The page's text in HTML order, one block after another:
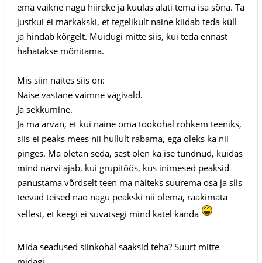
ema vaikne nagu hiireke ja kuulas alati tema isa sõna. Ta
justkui ei märkakski, et tegelikult naine kiidab teda küll
ja hindab kõrgelt. Muidugi mitte siis, kui teda ennast
hahatakse mõnitama.
Mis siin näites siis on:
Naise vastane vaimne vägivald.
Ja sekkumine.
Ja ma arvan, et kui naine oma töökohal rohkem teeniks,
siis ei peaks mees nii hullult rabama, ega oleks ka nii
pinges. Ma oletan seda, sest olen ka ise tundnud, kuidas
mind närvi ajab, kui grupitöös, kus inimesed peaksid
panustama võrdselt teen ma näiteks suurema osa ja siis
teevad teised näo nagu peakski nii olema, rääkimata
sellest, et keegi ei suvatsegi mind kätel kanda
Mida seadused siinkohal saaksid teha? Suurt mitte